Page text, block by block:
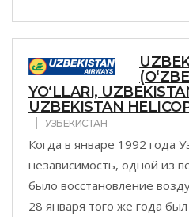
YO‘LLARI,
UZBEKISTAN
УЗБЕКИСТАН
Когда в январе 1992 года
независимость, одной из
было восстановление
28 января того же года